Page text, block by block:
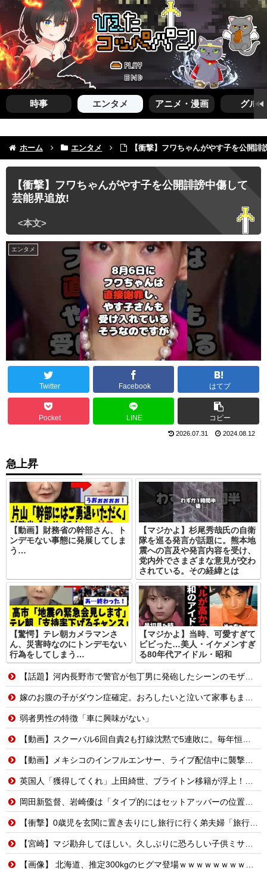
時事 エンタメ アニメ・漫画 グルメ
ホーム エンタメ 【衝撃】フワちゃんがやす子を公開
【衝撃】フワちゃんがやす子を公開誹謗中傷して
芸能界追放!
エンタメ
Twitter Facebook はてブ
Pocket LINE コピー
2026.07.31 2024.08.12
急上昇
【動画】財務省の幹部さん、ト
ンデモない事態に発展してしま
う…
【マジかよ】杉尾秀哉氏の自衛
隊を巡る発言が話題に。熊本地
震への言及や発言内容を受け、
党内外でさまざまな意見が交わ
されている。その経緯とは
【驚愕】テレ朝カメラマンさ
ん、災害時なのにトンデモない
行為をしてしまう…
【マジかよ】当時、可愛すぎて
ビビった…美人・イケメンすぎ
る80年代アイドル・昭和
【話題】河内長野市で警官が包丁男に発砲したシーンのモザ無し映像が公開される。
嫁のお腹の子がダウン症確定。おろしたいと泣いて家事もまともにしない。命を粗末にするなと叱ったら「なら貴方が会社辞めて専業主夫になって全部面倒見て。誓約書書いて」
弱者男性の特徴「車に興味がない」
【動画】スクーバル6回自責2も打線沈黙で5連敗に。毎年恒例の苦しい時期に入るドジャースファン
【動画】メキシコのインフルエンサー、ライブ配信中に襲撃されて死亡。
英国人「獲得してくれ」上田綺世、ブライトン移籍が浮上！三笘薫との日本代表ホットライン実現!?現地サポ大興奮！「勘弁してくれ」と危惧される懸念点とは!?【海外の反応】
岡田新監督、岩崎優は「タイプ的にはセットアッパーの位置が一番合うてる」←おーん
【衝撃】0歳児を玄関に置き去りにし旅行に行く弟夫婦「旅行中、1ヶ月世話しろw」18年後に返せと言われ「お前らの子供、捨てたよ?」「は!?」
【宮崎】マジ勘弁してほしい。久しぶりに恐ろしい子供ミサイルを見た。
【画像】 北海道、推定300kgのヒグマ登場ｗｗｗｗｗｗｗｗｗｗｗｗｗｗｗｗｗｗｗｗ